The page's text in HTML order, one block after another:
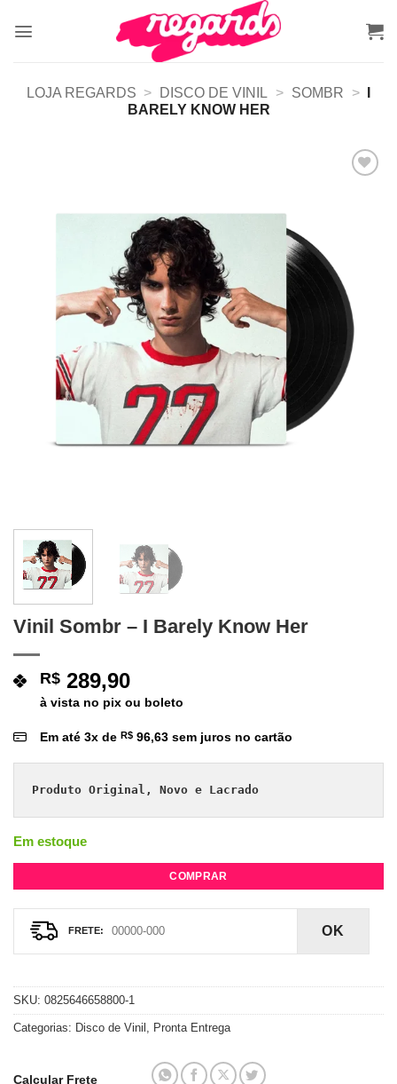
LOJA REGARDS > DISCO DE VINIL > SOMBR >
BARELY KNOW HER
Vinil Sombr – I Barely Know Her
R$ 289,90
à vista no pix ou boleto
Em até 3x de R$ 96,63 sem juros no cartão
Produto Original, Novo e Lacrado
Em estoque
COMPRAR
OK
SKU: 0825646658800-1
Categorias: Disco de Vinil Pronta Entrega
Calcular Frete